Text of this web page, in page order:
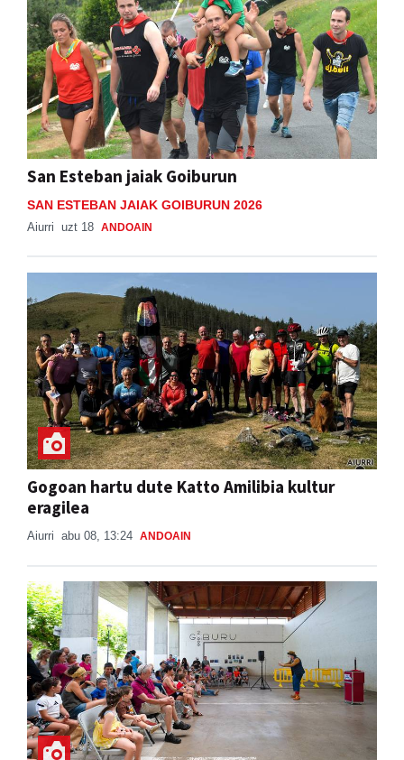
San Esteban jaiak Goiburun
SAN ESTEBAN JAIAK GOIBURUN 2026
Aiurri uzt 18 ANDOAIN
Gogoan hartu dute Katto Amilibia kultur
eragilea
Aiurri abu 08, 13:24 ANDOAIN